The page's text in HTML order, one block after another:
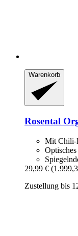
Warenkorb
Rosental
Mit Chili-
29,99 €
Zustellung bis